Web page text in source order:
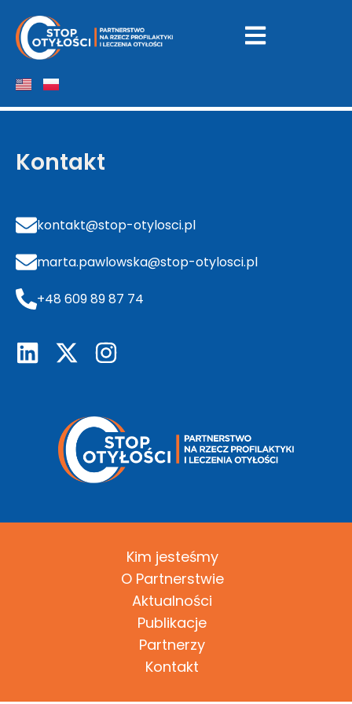
Business Centre
Club
Kontakt
kontakt@stop-otylosci.pl
marta.pawlowska@stop-otylosci.pl
+48 609 89 87 74
Kim jesteśmy
O Partnerstwie
Aktualności
Publikacje
Partnerzy
Kontakt